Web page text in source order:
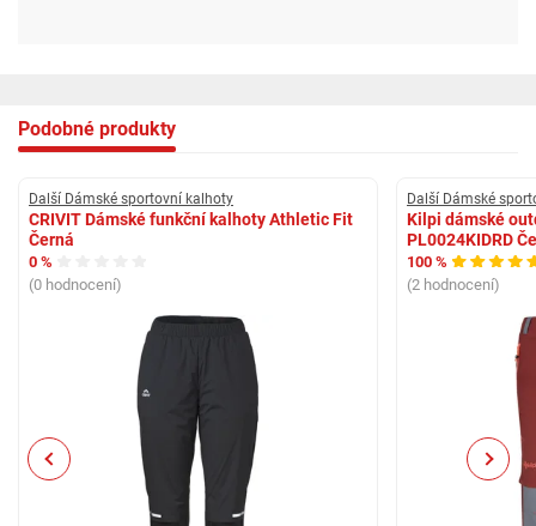
Podobné produkty
Další Dámské sportovní kalhoty
CRIVIT Dámské funkční kalhoty Athletic Fit
Černá
0 %
(0 hodnocení)
Další Dámské
Kilpi dámské
PL0024KIDRD
100 %
(2 hodnocení)
Previous Next